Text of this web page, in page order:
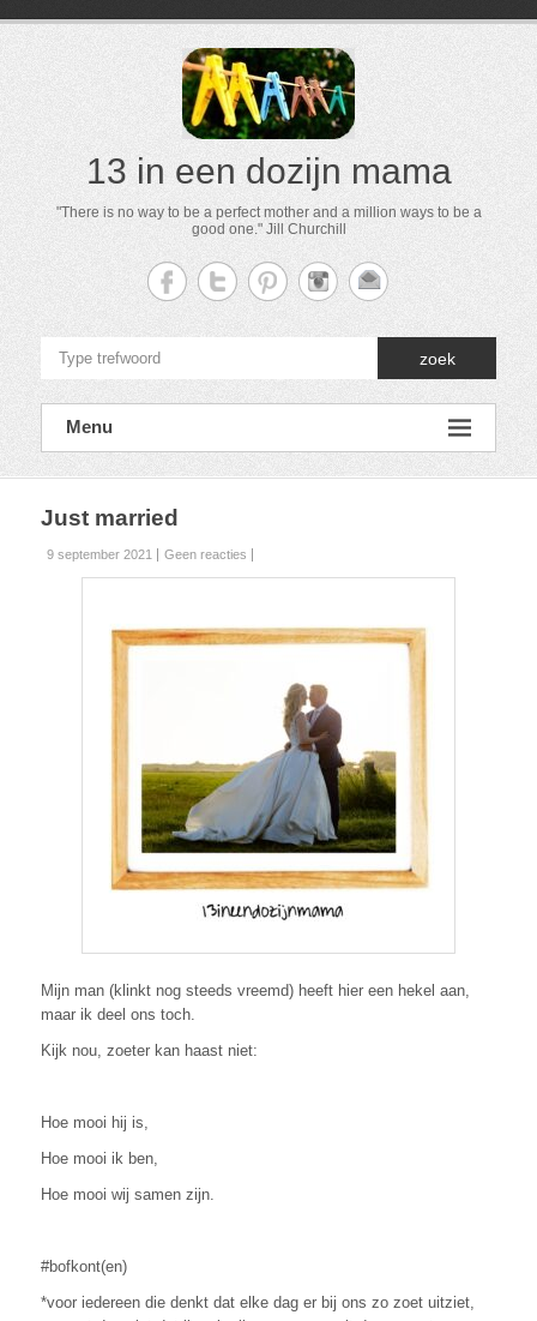
13 in een dozijn mama
"There is no way to be a perfect mother and a million ways to be a
good one." Jill Churchill
zoek
Menu
Just married
9 september 2021 Geen reacties
Mijn man (klinkt nog steeds vreemd) heeft hier een hekel aan,
maar ik deel ons toch.
Kijk nou, zoeter kan haast niet:
Hoe mooi hij is,
Hoe mooi ik ben,
Hoe mooi wij samen zijn.
#bofkont(en)
*voor iedereen die denkt dat elke dag er bij ons zo zoet uitziet,